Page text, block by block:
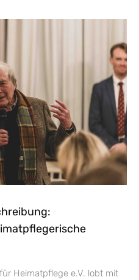
Heimatpflege e.V. lobt mit